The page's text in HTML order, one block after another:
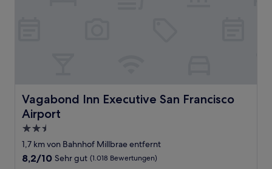
Vagabond Inn Executive San Francisco
Airport
Vagabond Inn Executive San Francisco Airport
2.5-
Sterne-
Unterkunft
1,7 km von Bahnhof Millbrae entfernt
8.2
8,2/10 Sehr gut (1.018 Bewertungen)